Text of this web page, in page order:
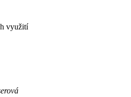
využití